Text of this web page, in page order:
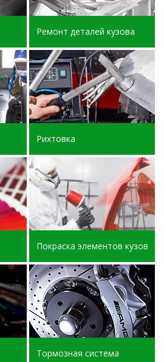
Ремонт деталей кузова
Рихтовка
Покраска элементов кузова
Тормозная система